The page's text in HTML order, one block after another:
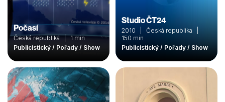
Počasí
Česká republika | 1 min
Publicistický / Pořady / Show
Studio ČT24
2010 | Česká republika |
150 min
Publicistický / Pořady / Show